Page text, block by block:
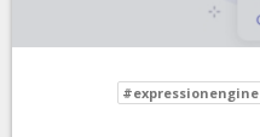
#expressionengine